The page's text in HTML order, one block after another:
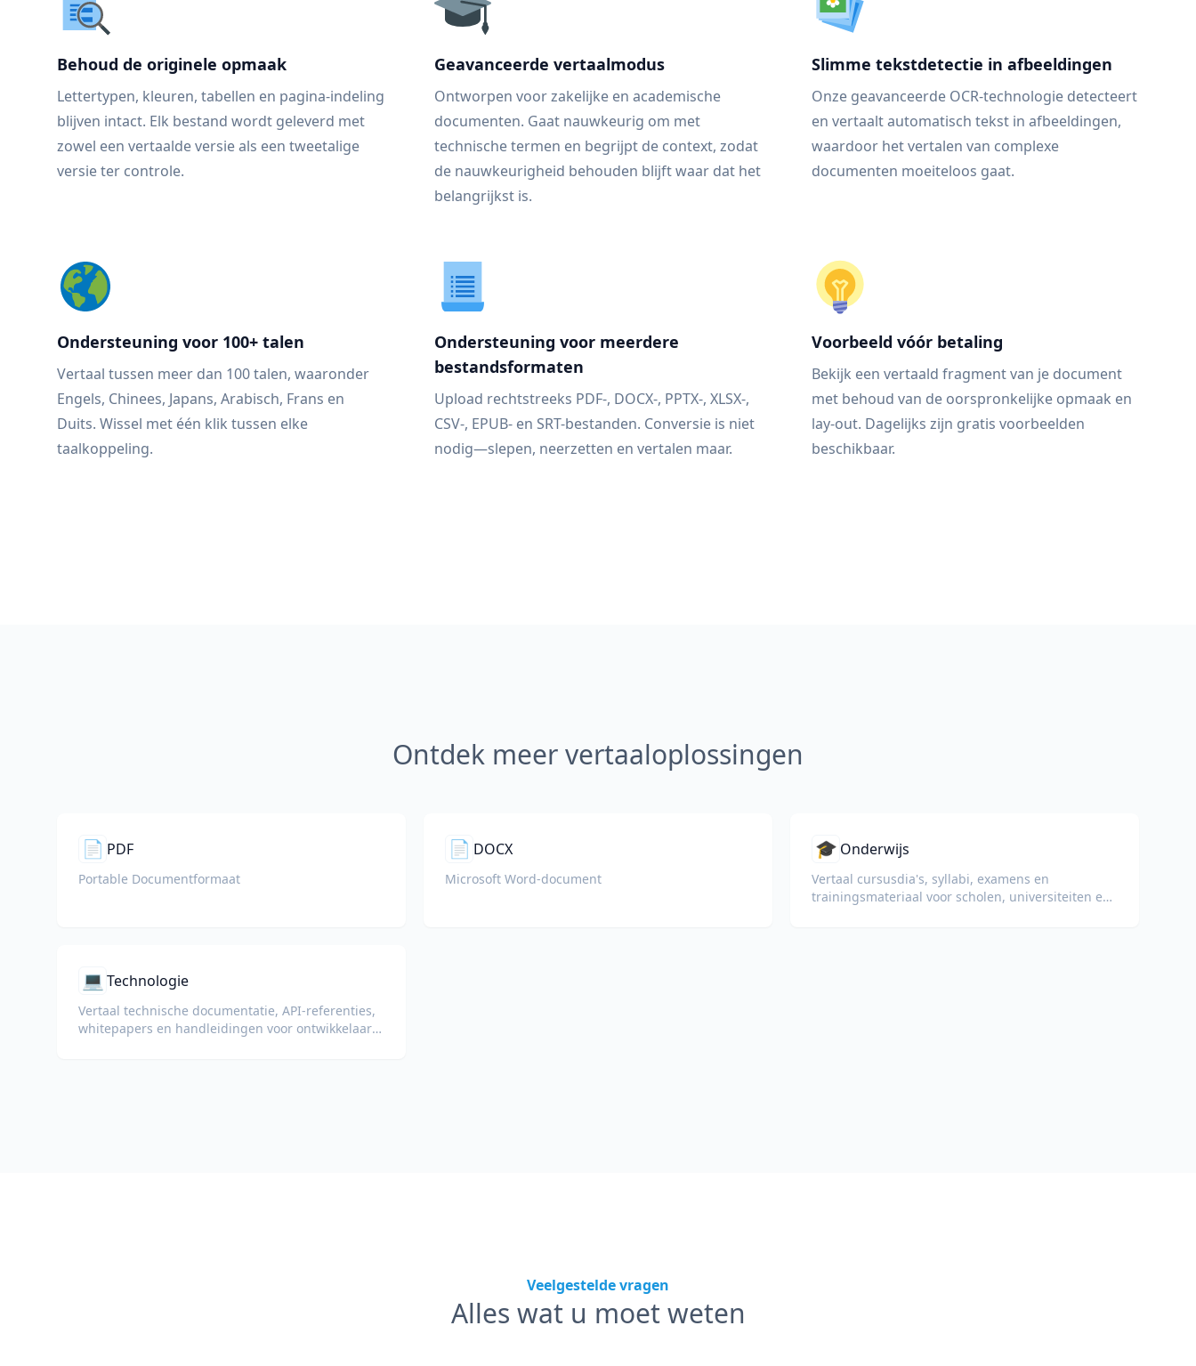
Behoud de originele opmaak
Lettertypen, kleuren, tabellen en pagina-indeling
blijven intact. Elk bestand wordt geleverd met
zowel een vertaalde versie als een tweetalige
versie ter controle.
Geavanceerde vertaalmodus
Ontworpen voor zakelijke en academische
documenten. Gaat nauwkeurig om met
technische termen en begrijpt de context, zodat
de nauwkeurigheid behouden blijft waar dat het
belangrijkst is.
Slimme tekstdetectie in afbeeldingen
Onze geavanceerde OCR-technologie detecteert
en vertaalt automatisch tekst in afbeeldingen,
waardoor het vertalen van complexe
documenten moeiteloos gaat.
Ondersteuning voor 100+ talen
Vertaal tussen meer dan 100 talen, waaronder
Engels, Chinees, Japans, Arabisch, Frans en
Duits. Wissel met één klik tussen elke
taalkoppeling.
Ondersteuning voor meerdere
bestandsformaten
Upload rechtstreeks PDF-, DOCX-, PPTX-, XLSX-,
CSV-, EPUB- en SRT-bestanden. Conversie is niet
nodig—slepen, neerzetten en vertalen maar.
Voorbeeld vóór betaling
Bekijk een vertaald fragment van je document
met behoud van de oorspronkelijke opmaak en
lay-out. Dagelijks zijn gratis voorbeelden
beschikbaar.
Ontdek meer vertaaloplossingen
📄 PDF
Portable Documentformaat
📄 DOCX
Microsoft Word-document
🎓 Onderwijs
Vertaal cursusdia's, syllabi, examens en
trainingsmateriaal voor scholen, universiteiten en
💻 Technologie
Vertaal technische documentatie, API-referenties,
whitepapers en handleidingen voor ontwikkelaars
Veelgestelde vragen
Alles wat u moet weten